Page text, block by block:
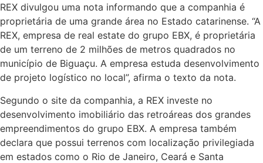
REX divulgou uma nota informando que a companhia é
proprietária de uma grande área no Estado catarinense. “A
REX, empresa de real estate do grupo EBX, é proprietária
de um terreno de 2 milhões de metros quadrados no
município de Biguaçu. A empresa estuda desenvolvimento
de projeto logístico no local”, afirma o texto da nota.
Segundo o site da companhia, a REX investe no
desenvolvimento imobiliário das retroáreas dos grandes
empreendimentos do grupo EBX. A empresa também
declara que possui terrenos com localização privilegiada
em estados como o Rio de Janeiro, Ceará e Santa